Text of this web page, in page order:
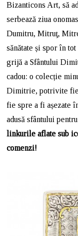
Bizanticons Art, să
serbează ziua
Dumitru, Mitruţ,
sănătate și spor în
grijă a Sfântului
cadou: o colecție
Dimitrie, potrivite fie
fie spre a fi așezate
adusă sfântului
linkurile aflate sub
comenzi!